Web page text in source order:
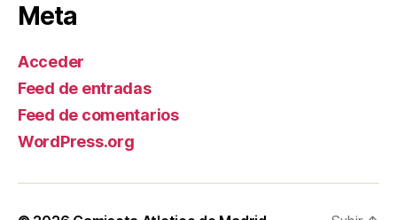
Meta
Acceder
Feed de entradas
Feed de comentarios
WordPress.org